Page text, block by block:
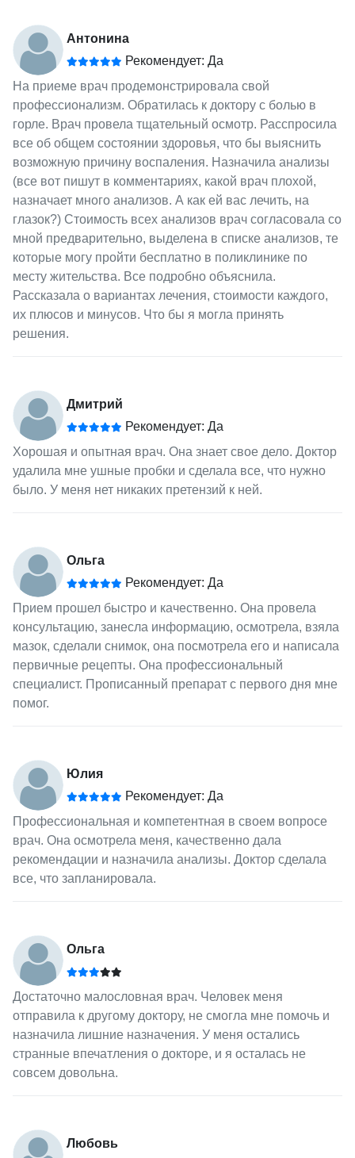
Антонина
Рекомендует: Да
На приеме врач продемонстрировала свой
профессионализм. Обратилась к доктору с болью в
горле. Врач провела тщательный осмотр. Расспросила
все об общем состоянии здоровья, что бы выяснить
возможную причину воспаления. Назначила анализы
(все вот пишут в комментариях, какой врач плохой,
назначает много анализов. А как ей вас лечить, на
глазок?) Стоимость всех анализов врач согласовала со
мной предварительно, выделена в списке анализов, те
которые могу пройти бесплатно в поликлинике по
месту жительства. Все подробно объяснила.
Рассказала о вариантах лечения, стоимости каждого,
их плюсов и минусов. Что бы я могла принять
решения.
Дмитрий
Рекомендует: Да
Хорошая и опытная врач. Она знает свое дело. Доктор
удалила мне ушные пробки и сделала все, что нужно
было. У меня нет никаких претензий к ней.
Ольга
Рекомендует: Да
Прием прошел быстро и качественно. Она провела
консультацию, занесла информацию, осмотрела, взяла
мазок, сделали снимок, она посмотрела его и написала
первичные рецепты. Она профессиональный
специалист. Прописанный препарат с первого дня мне
помог.
Юлия
Рекомендует: Да
Профессиональная и компетентная в своем вопросе
врач. Она осмотрела меня, качественно дала
рекомендации и назначила анализы. Доктор сделала
все, что запланировала.
Ольга
Достаточно малословная врач. Человек меня
отправила к другому доктору, не смогла мне помочь и
назначила лишние назначения. У меня остались
странные впечатления о докторе, и я осталась не
совсем довольна.
Любовь